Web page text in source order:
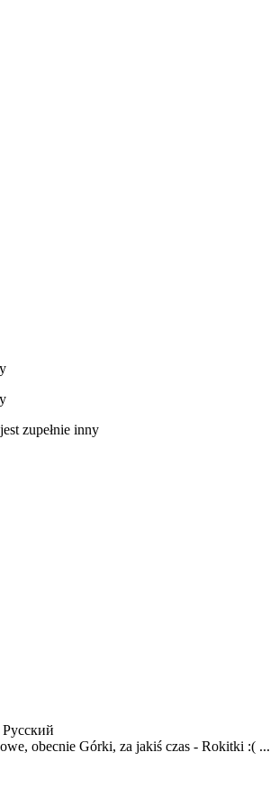
zupełnie inny
obecnie Górki, za jakiś czas - Rokitki :( ...